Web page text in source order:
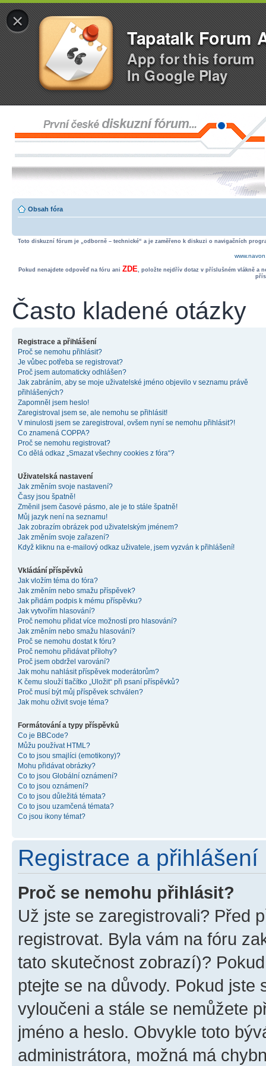
×
Tapatalk Forum
App for this forum
In Google Play
Obsah fóra
Toto diskuzní fórum je „odborně – technické“ a je zaměřeno k diskuzi o navigačních
Pokud nenajdete odpověď na fóru ani ZDE, položte nejdřív dotaz v příslušném vlákně a
Často kladené otázky
Registrace a přihlášení
Proč se nemohu přihlásit?
Je vůbec potřeba se registrovat?
Proč jsem automaticky odhlášen?
Jak zabráním, aby se moje uživatelské jméno objevilo v seznamu právě
přihlášených?
Zapomněl jsem heslo!
Zaregistroval jsem se, ale nemohu se přihlásit!
V minulosti jsem se zaregistroval, ovšem nyní se nemohu přihlásit?!
Co znamená COPPA?
Proč se nemohu registrovat?
Co dělá odkaz „Smazat všechny cookies z fóra“?
Uživatelská nastavení
Jak změním svoje nastavení?
Časy jsou špatně!
Změnil jsem časové pásmo, ale je to stále špatně!
Můj jazyk není na seznamu!
Jak zobrazím obrázek pod uživatelským jménem?
Jak změním svoje zařazení?
Když kliknu na e-mailový odkaz uživatele, jsem vyzván k přihlášení!
Vkládání příspěvků
Jak vložím téma do fóra?
Jak změním nebo smažu příspěvek?
Jak přidám podpis k mému příspěvku?
Jak vytvořím hlasování?
Proč nemohu přidat více možností pro hlasování?
Jak změním nebo smažu hlasování?
Proč se nemohu dostat k fóru?
Proč nemohu přidávat přílohy?
Proč jsem obdržel varování?
Jak mohu nahlásit příspěvek moderátorům?
K čemu slouží tlačítko „Uložit“ při psaní příspěvků?
Proč musí být můj příspěvek schválen?
Jak mohu oživit svoje téma?
Formátování a typy příspěvků
Co je BBCode?
Můžu používat HTML?
Co to jsou smajlíci (emotikony)?
Mohu přidávat obrázky?
Co to jsou Globální oznámení?
Co to jsou oznámení?
Co to jsou důležitá témata?
Co to jsou uzamčená témata?
Co jsou ikony témat?
Registrace a přihlášení
Proč se nemohu přihlásit?
Už jste se zaregistrovali? Před
registrovat. Byla vám na fóru
tato skutečnost zobrazí)?
ptejte se na důvody. Pokud jste
vyloučeni a stále se nemůžete
jméno a heslo. Obvykle toto
administrátora, možná má